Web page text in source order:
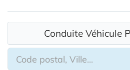
Conduite Véhicule